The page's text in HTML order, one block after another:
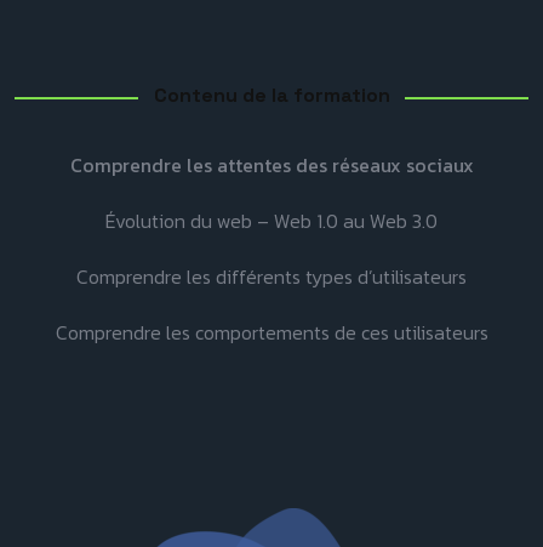
Contenu de la formation
Comprendre les attentes des réseaux sociaux
Évolution du web – Web 1.0 au Web 3.0
Comprendre les différents types d’utilisateurs
Comprendre les comportements de ces utilisateurs